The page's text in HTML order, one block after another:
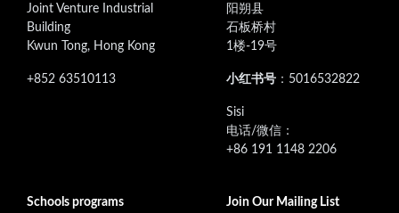
Joint Venture Industrial
Building
Kwun Tong, Hong Kong
+852 63510113
阳朔县
石板桥村
1楼-19号
小红书号 ：5016532822
‭Sisi
电话/微信：
+86 191 1148 2206
Schools programs Join Our Mailing List